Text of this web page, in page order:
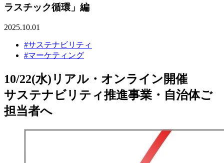
ラスチック循環」編
2025.10.01
#サステナビリティ
#マーケティング
10/22(水)リアル・オンライン開催
サステナビリティ推進事業・自治体ご
担当者へ